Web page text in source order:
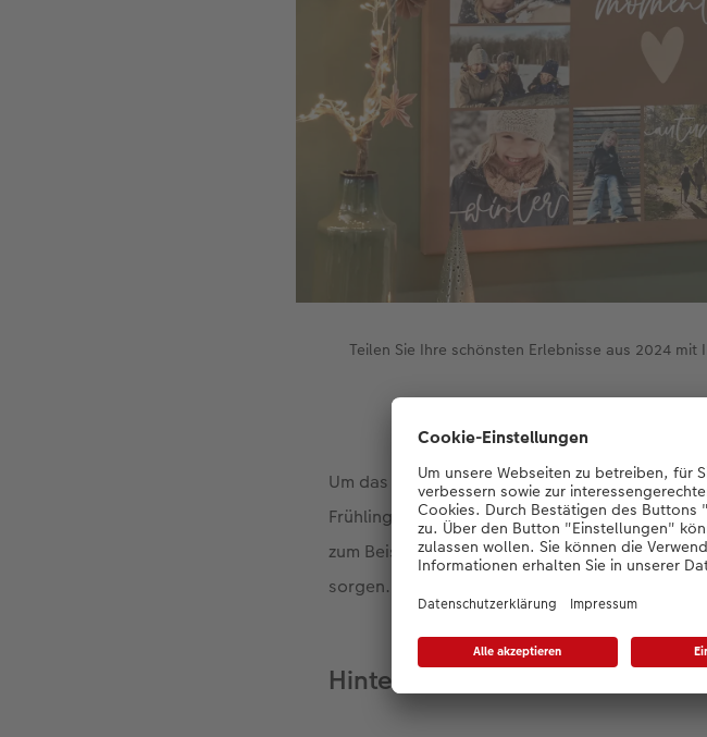
Teilen Sie Ihre schönsten Erlebnisse aus 2024
Um das gesamte Jahr zusammenzufassen,
Frühling, Sommer, Herbst und Winter auf und
zum Beispiel Porträtaufnahmen mit
sorgen.
Hintergrund und Cliparts